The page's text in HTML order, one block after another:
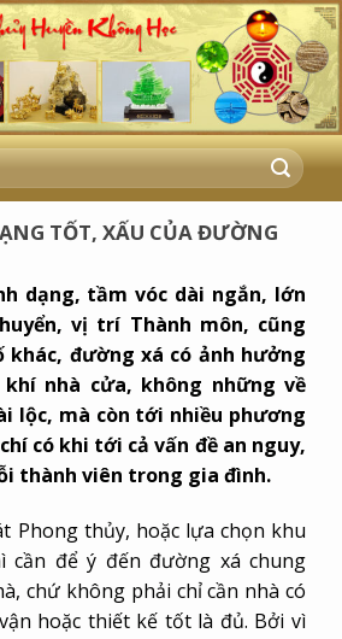
TỐT, XẤU CỦA ĐƯỜNG
dạng, tầm vóc dài ngắn, lớn
vị trí Thành môn, cũng
khác, đường xá có ảnh hưởng
nhà cửa, không những về
lộc, mà còn tới nhiều phương
có khi tới cả vấn đề an nguy,
thành viên trong gia đình.
Phong thủy, hoặc lựa chọn khu
cần để ý đến đường xá chung
chứ không phải chỉ cần nhà có
hoặc thiết kế tốt là đủ. Bởi vì